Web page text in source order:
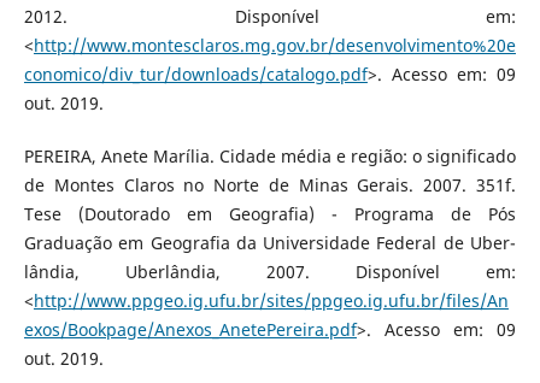
2012. Disponível em:
<http://www.montesclaros.mg.gov.br/desenvolvimento%20e
conomico/div_tur/downloads/catalogo.pdf>. Acesso em: 09
out. 2019.
PEREIRA, Anete Marília. Cidade média e região: o significado
de Montes Claros no Norte de Minas Gerais. 2007. 351f.
Tese (Doutorado em Geografia) - Programa de Pós
Graduação em Geografia da Universidade Federal de Uber-
lândia, Uberlândia, 2007. Disponível em:
<http://www.ppgeo.ig.ufu.br/sites/ppgeo.ig.ufu.br/files/An
exos/Bookpage/Anexos_AnetePereira.pdf>. Acesso em: 09
out. 2019.